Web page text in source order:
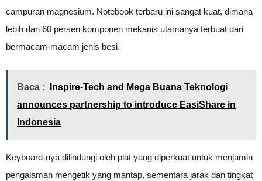
campuran magnesium. Notebook terbaru ini sangat kuat, dimana
lebih dari 60 persen komponen mekanis utamanya terbuat dari
bermacam-macam jenis besi.
Baca :
Inspire-Tech and Mega Buana Teknologi
announces partnership to introduce EasiShare in
Indonesia
Keyboard-nya dilindungi oleh plat yang diperkuat untuk menjamin
pengalaman mengetik yang mantap, sementara jarak dan tingkat